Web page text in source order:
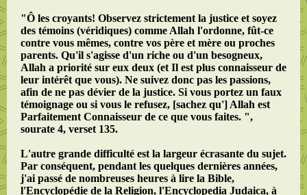
"Ô les croyants! Observez strictement la justice et soyez
des témoins (véridiques) comme Allah l'ordonne, fût-ce
contre vous mêmes, contre vos père et mère ou proches
parents. Qu'il s'agisse d'un riche ou d'un besogneux,
Allah a priorité sur eux deux (et Il est plus connaisseur de
leur intérêt que vous). Ne suivez donc pas les passions,
afin de ne pas dévier de la justice. Si vous portez un faux
témoignage ou si vous le refusez, [sachez qu'] Allah est
Parfaitement Connaisseur de ce que vous faites. ",
sourate 4, verset 135.
L'autre grande difficulté est la largeur écrasante du sujet.
Par conséquent, pendant les quelques dernières années,
j'ai passé de nombreuses heures à lire la Bible,
l'Encyclopédie de la Religion, l'Encyclopedia Judaica, à